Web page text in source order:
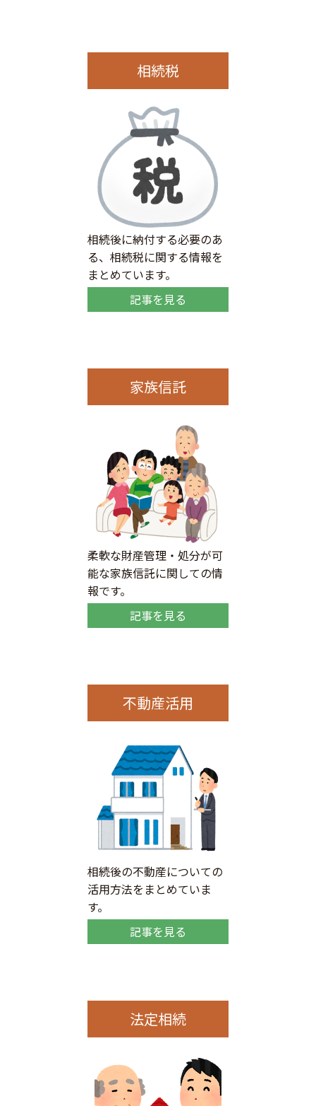
相続税
相続後に納付する必要のあ
る、相続税に関する情報を
まとめています。
記事を見る
家族信託
柔軟な財産管理・処分が可
能な家族信託に関しての情
報です。
記事を見る
不動産活用
相続後の不動産についての
活用方法をまとめていま
す。
記事を見る
法定相続